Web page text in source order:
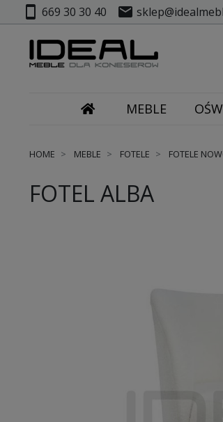
smartphone 669 30 30 40 mail
MEBLE
HOME MEBLE FOTELE FOTELE
FOTEL ALBA